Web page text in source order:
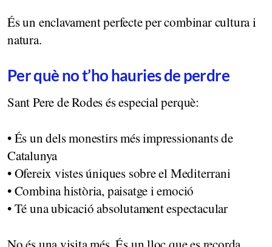
És un enclavament perfecte per combinar cultura i
natura.
Per què no t’ho hauries de perdre
Sant Pere de Rodes és especial perquè:
• És un dels monestirs més impressionants de
Catalunya
• Ofereix vistes úniques sobre el Mediterrani
• Combina història, paisatge i emoció
• Té una ubicació absolutament espectacular